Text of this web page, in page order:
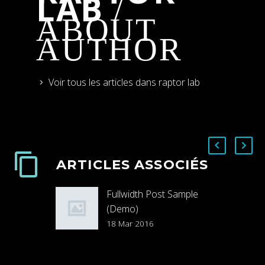
/
ABOUT
AUTHOR
Voir tous les articles dans raptor lab
ARTICLES ASSOCIÉS
Fullwidth Post Sample
(Demo)
18 Mar 2016